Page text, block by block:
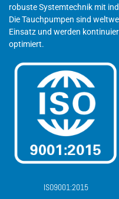
robuste Systemtechnik mit
Die Tauchpumpen sind
Einsatz und werden
optimiert.
ISO9001:2015